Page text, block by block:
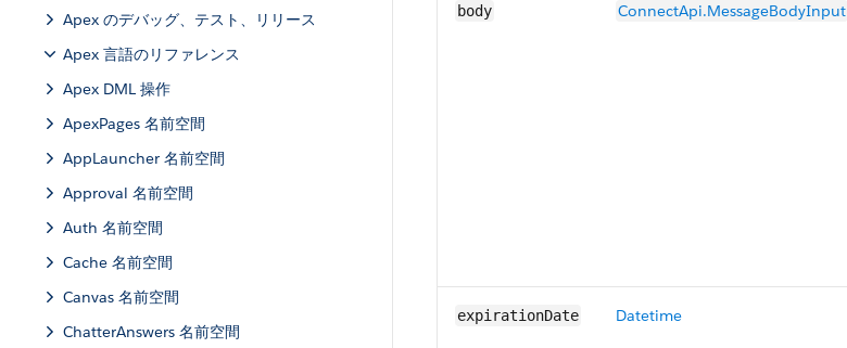
Apex のデバッグ、テスト、リリース
Apex 言語のリファレンス
Apex DML 操作
ApexPages 名前空間
AppLauncher 名前空間
Approval 名前空間
Auth 名前空間
Cache 名前空間
Canvas 名前空間
ChatterAnswers 名前空間
body ConnectApi.MessageBodyInput
expirationDate Datetime